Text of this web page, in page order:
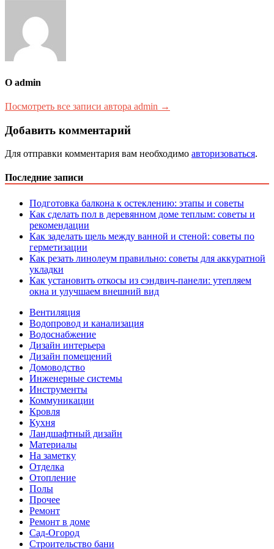
О admin
Посмотреть все записи автора admin →
Добавить комментарий
Для отправки комментария вам необходимо авторизоваться.
Последние записи
Подготовка балкона к остеклению: этапы и советы
Как сделать пол в деревянном доме теплым: советы и
рекомендации
Как заделать щель между ванной и стеной: советы по
герметизации
Как резать линолеум правильно: советы для аккуратной
укладки
Как установить откосы из сэндвич-панели: утепляем
окна и улучшаем внешний вид
Вентиляция
Водопровод и канализация
Водоснабжение
Дизайн интерьера
Дизайн помещений
Домоводство
Инженерные системы
Инструменты
Коммуникации
Кровля
Кухня
Ландшафтный дизайн
Материалы
На заметку
Отделка
Отопление
Полы
Прочее
Ремонт
Ремонт в доме
Сад-Огород
Строительство бани